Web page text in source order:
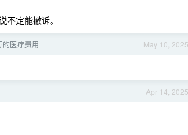
定能撤诉。
May 10, 2025
医疗费用
Apr 14, 2025